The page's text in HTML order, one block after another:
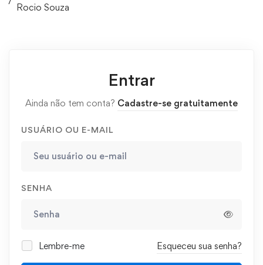
Rocio Souza
Entrar
Ainda não tem conta? Cadastre-se gratuitamente
USUÁRIO OU E-MAIL
SENHA
Lembre-me Esqueceu sua senha?